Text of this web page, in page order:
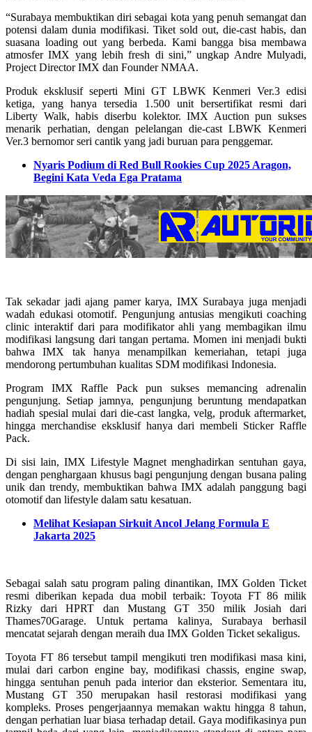
“Surabaya membuktikan diri sebagai kota yang penuh semangat dan
potensi dalam dunia modifikasi. Tiket sold out, die-cast habis, dan
suasana loading out yang berbeda. Kami bangga bisa membawa
atmosfer IMX yang lebih fresh di sini,” ungkap Andre Mulyadi,
Project Director IMX dan Founder NMAA.
Produk eksklusif seperti Mini GT LBWK Kenmeri Ver.3 edisi
ketiga, yang hanya tersedia 1.500 unit bersertifikat resmi dari
Liberty Walk, habis diserbu kolektor. IMX Auction pun sukses
menarik perhatian, dengan pelelangan die-cast LBWK Kenmeri
Ver.3 bernomor seri cantik yang jadi buruan para penggemar.
Nyaris Podium di Red Bull Rookies Cup 2025 Aragon,
Begini Kata Veda Ega Pratama
Tak sekadar jadi ajang pamer karya, IMX Surabaya juga menjadi
wadah edukasi otomotif. Pengunjung antusias mengikuti coaching
clinic interaktif dari para modifikator ahli yang membagikan ilmu
modifikasi langsung dari tangan pertama. Momen ini menjadi bukti
bahwa IMX tak hanya menampilkan kemeriahan, tetapi juga
mendorong pertumbuhan kualitas SDM modifikasi Indonesia.
Program IMX Raffle Pack pun sukses memancing adrenalin
pengunjung. Setiap jamnya, pengunjung beruntung mendapatkan
hadiah spesial mulai dari die-cast langka, velg, produk aftermarket,
hingga merchandise eksklusif hanya dari membeli Sticker Raffle
Pack.
Di sisi lain, IMX Lifestyle Magnet menghadirkan sentuhan gaya,
dengan penghargaan khusus bagi pengunjung dengan busana paling
unik dan trendy, membuktikan bahwa IMX adalah panggung bagi
otomotif dan lifestyle dalam satu kesatuan.
Melihat Kesiapan Sirkuit Ancol Jelang Formula E
Jakarta 2025
Sebagai salah satu program paling dinantikan, IMX Golden Ticket
resmi diberikan kepada dua mobil terbaik: Toyota FT 86 milik
Rizky dari HPRT dan Mustang GT 350 milik Josiah dari
Thames70Garage. Untuk pertama kalinya, Surabaya berhasil
mencatat sejarah dengan meraih dua IMX Golden Ticket sekaligus.
Toyota FT 86 tersebut tampil mengikuti tren modifikasi masa kini,
mulai dari carbon engine bay, modifikasi chassis, engine swap,
hingga sentuhan penuh pada interior dan eksterior. Sementara itu,
Mustang GT 350 merupakan hasil restorasi modifikasi yang
kompleks. Proses pengerjaannya memakan waktu hingga 8 tahun,
dengan perhatian luar biasa terhadap detail. Gaya modifikasinya pun